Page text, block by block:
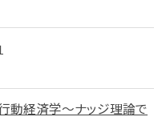
動経済学～ナッジ理論で